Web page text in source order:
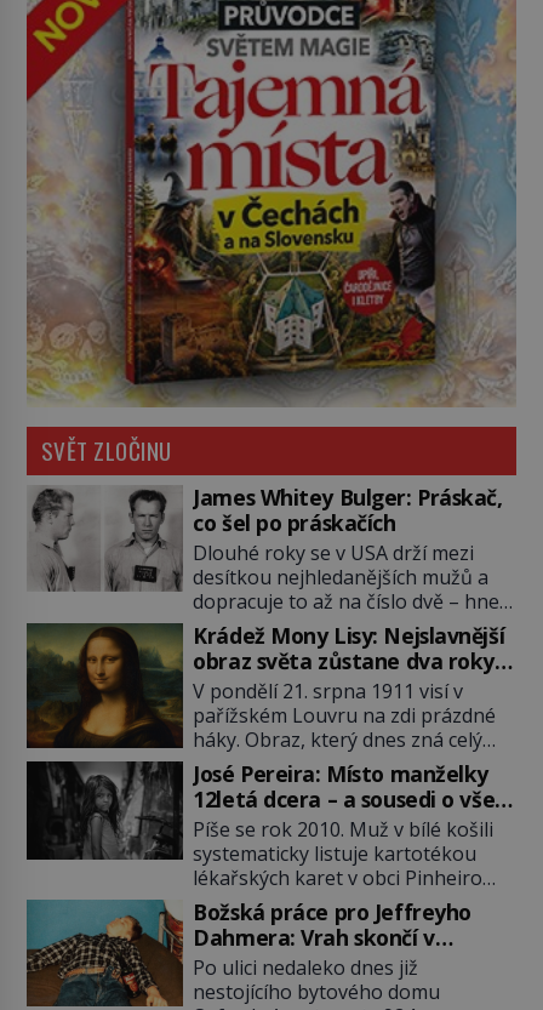
SVĚT ZLOČINU
James Whitey Bulger: Práskač,
co šel po práskačích
Dlouhé roky se v USA drží mezi
desítkou nejhledanějších mužů a
dopracuje to až na číslo dvě – hned
po Usámovi bin Ládinovi (1957–
2011). To je James „Whitey“ Bulger
(1929–2018) viněný ze spoluúčasti
na 19 vraždách, vydírání a lichvy. A
samozřejmě, krom toho je ještě
drogový dealer, který neváhá
odstranit z cesty všechny práskače,
zatímco […]
Krádež Mony Lisy: Nejslavnější
obraz světa zůstane dva roky
nezvěstný
V pondělí 21. srpna 1911 visí v
pařížském Louvru na zdi prázdné
háky. Obraz, který dnes zná celý
svět, je pryč. Zpočátku si nikdo
nemyslí, že jde o krádež.
Zaměstnanci jsou přesvědčeni, že
Mona Lisa je jen v restaurátorské
dílně nebo u fotografa. Když se
ukáže pravda, propukne jeden z
největších honů na zloděje v […]
José Pereira: Místo manželky
12letá dcera – a sousedi o všem
vědí!
Píše se rok 2010. Muž v bílé košili
systematicky listuje kartotékou
lékařských karet v obci Pinheiro
ležící asi 20 kilometrů od farmy s
podivínským majitelem. Něco tu
nesedí. Ledaže… Ledaže by ta
mladá dívka z farmy byla ne
manželkou, ale dcerou – a všechny
Božská práce pro Jeffreyho
Dahmera: Vrah skončí v
tratolišti krve ve vězeňských
umývárnách
Po ulici nedaleko dnes již
nestojícího bytového domu